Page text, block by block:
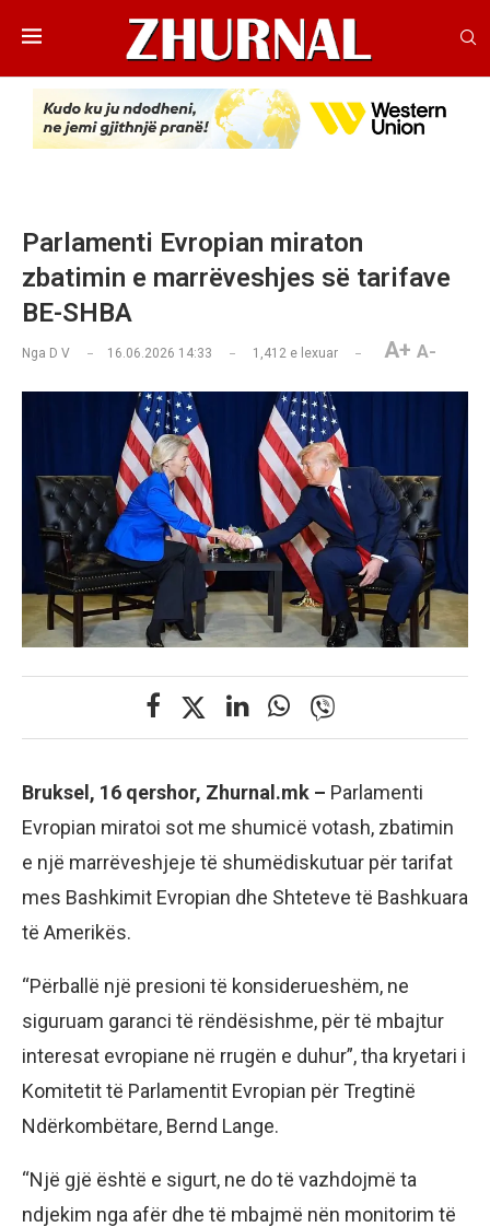
Parlamenti Evropian miraton
zbatimin e marrëveshjes së tarifave
BE-SHBA
Nga D V 16.06.2026 14:33 1,412 e lexuar A+ A-
Bruksel, 16 qershor, Zhurnal.mk – Parlamenti
Evropian miratoi sot me shumicë votash, zbatimin
e një marrëveshjeje të shumëdiskutuar për tarifat
mes Bashkimit Evropian dhe Shteteve të Bashkuara
të Amerikës.
“Përballë një presioni të konsiderueshëm, ne
siguruam garanci të rëndësishme, për të mbajtur
interesat evropiane në rrugën e duhur”, tha kryetari i
Komitetit të Parlamentit Evropian për Tregtinë
Ndërkombëtare, Bernd Lange.
“Një gjë është e sigurt, ne do të vazhdojmë ta
ndjekim nga afër dhe të mbajmë nën monitorim të